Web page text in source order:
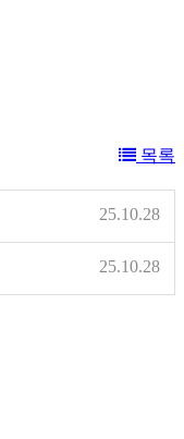
목록
25.10.28
25.10.28